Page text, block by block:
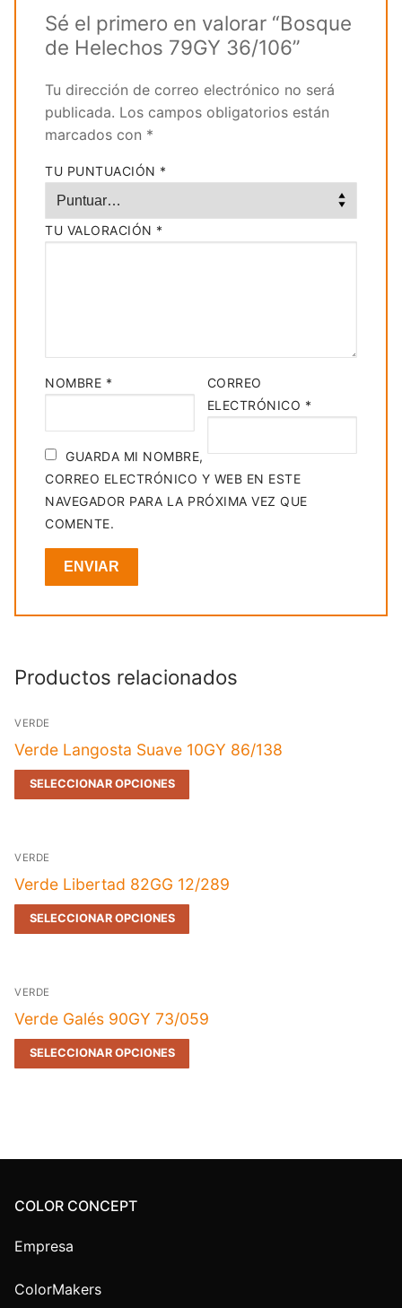
Sé el primero en valorar “Bosque
de Helechos 79GY 36/106”
Tu dirección de correo electrónico no será
publicada. Los campos obligatorios están
marcados con *
TU PUNTUACIÓN *
TU VALORACIÓN *
NOMBRE *
CORREO
ELECTRÓNICO *
GUARDA MI NOMBRE,
CORREO ELECTRÓNICO Y WEB EN ESTE
NAVEGADOR PARA LA PRÓXIMA VEZ QUE
COMENTE.
Productos relacionados
VERDE
Verde Langosta Suave 10GY 86/138
SELECCIONAR OPCIONES
VERDE
Verde Libertad 82GG 12/289
SELECCIONAR OPCIONES
VERDE
Verde Galés 90GY 73/059
SELECCIONAR OPCIONES
COLOR CONCEPT
Empresa
ColorMakers